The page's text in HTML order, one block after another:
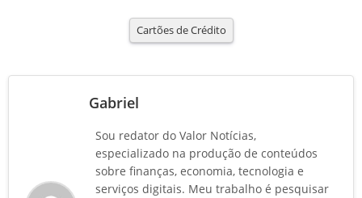
Cartões de Crédito
Gabriel
Sou redator do Valor Notícias,
especializado na produção de conteúdos
sobre finanças, economia, tecnologia e
serviços digitais. Meu trabalho é pesquisar